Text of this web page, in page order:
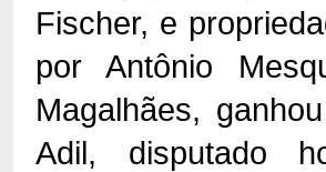
Fischer, e
por Antônio
Magalhães,
Adil, disputado